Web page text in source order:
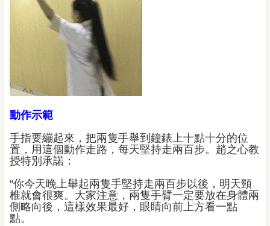
動作示範
手指要繃起來，把兩隻手舉到鐘錶上十點十分的位
置，用這個動作走路，每天堅持走兩百步。趙之心教
授特別承諾：
“你今天晚上舉起兩隻手堅持走兩百步以後，明天頸
椎就會很爽。大家注意，兩隻手臂一定要放在身體兩
側略向後，這樣效果最好，眼睛向前上方看一點
點。